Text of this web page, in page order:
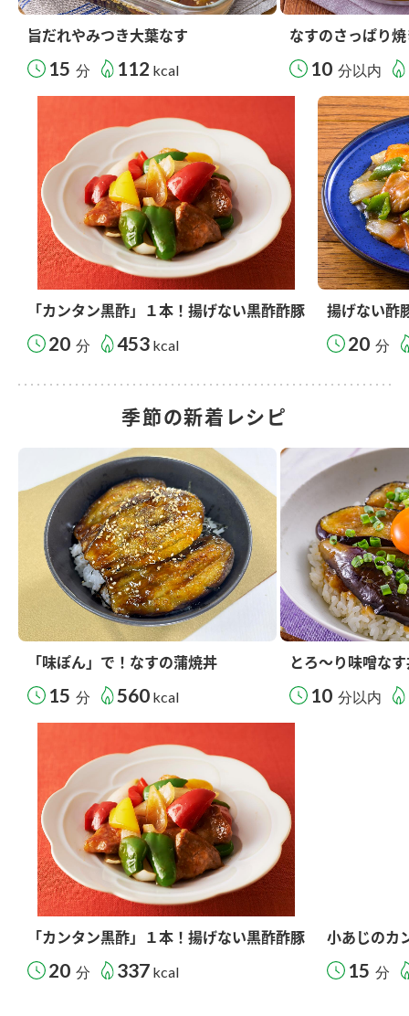
旨だれやみつき大葉なす
15 分 112 kcal
なすのさっぱり
10 分以内
「カンタン黒酢」１本！揚げない黒酢酢豚
20 分 453 kcal
揚げない酢
20 分
季節の新着レシピ
「味ぽん」で！なすの蒲焼丼
15 分 560 kcal
とろ～り味噌な
10 分以内
「カンタン黒酢」１本！揚げない黒酢酢豚
20 分 337 kcal
小あじのカ
15 分